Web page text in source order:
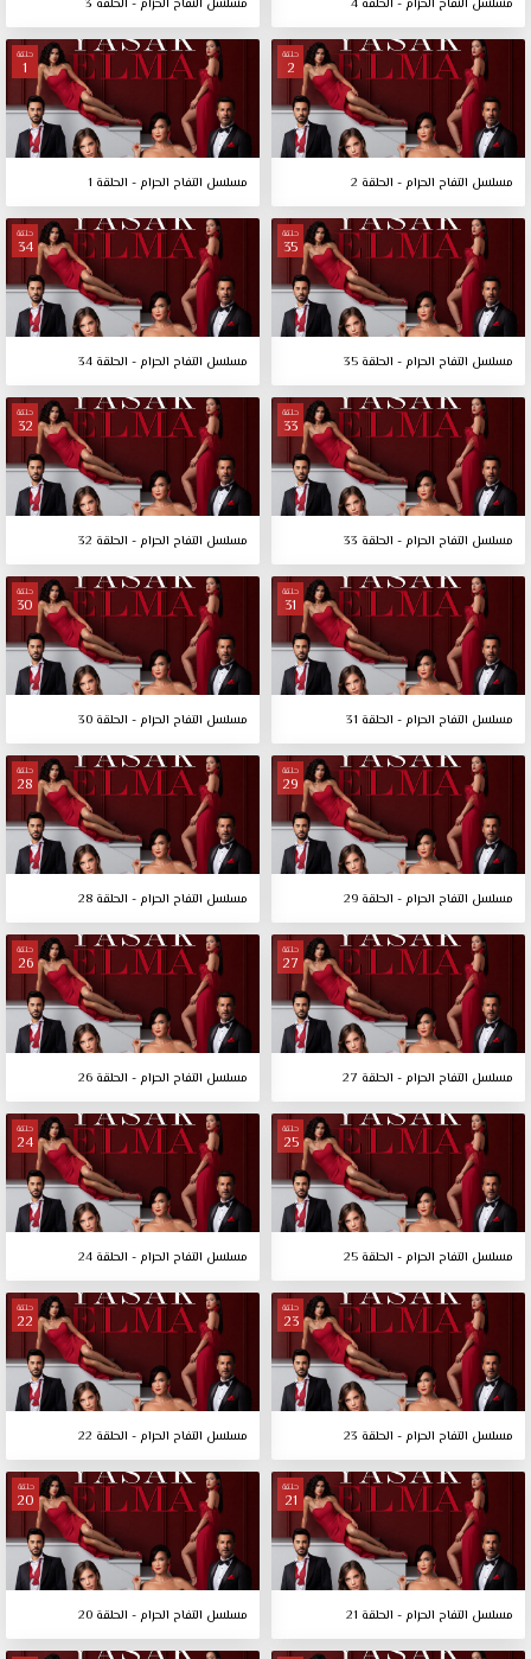
حلقة
2
مسلسل التفاح الحرام - الحلقة 2
حلقة
1
مسلسل التفاح الحرام - الحلقة 1
حلقة
35
مسلسل التفاح الحرام - الحلقة 35
حلقة
34
مسلسل التفاح الحرام - الحلقة 34
حلقة
33
مسلسل التفاح الحرام - الحلقة 33
حلقة
32
مسلسل التفاح الحرام - الحلقة 32
حلقة
31
مسلسل التفاح الحرام - الحلقة 31
حلقة
30
مسلسل التفاح الحرام - الحلقة 30
حلقة
29
مسلسل التفاح الحرام - الحلقة 29
حلقة
28
مسلسل التفاح الحرام - الحلقة 28
حلقة
27
مسلسل التفاح الحرام - الحلقة 27
حلقة
26
مسلسل التفاح الحرام - الحلقة 26
حلقة
25
مسلسل التفاح الحرام - الحلقة 25
حلقة
24
مسلسل التفاح الحرام - الحلقة 24
حلقة
23
مسلسل التفاح الحرام - الحلقة 23
حلقة
22
مسلسل التفاح الحرام - الحلقة 22
حلقة
21
مسلسل التفاح الحرام - الحلقة 21
حلقة
20
مسلسل التفاح الحرام - الحلقة 20